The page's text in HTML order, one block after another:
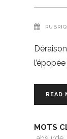
READ
MOTS